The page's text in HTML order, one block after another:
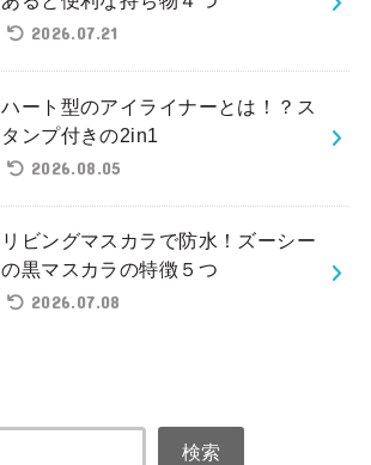
2026.07.21
ハート型のアイライナーとは！？ス
タンプ付きの2in1
2026.08.05
リビングマスカラで防水！ズーシー
の黒マスカラの特徴５つ
2026.07.08
検索